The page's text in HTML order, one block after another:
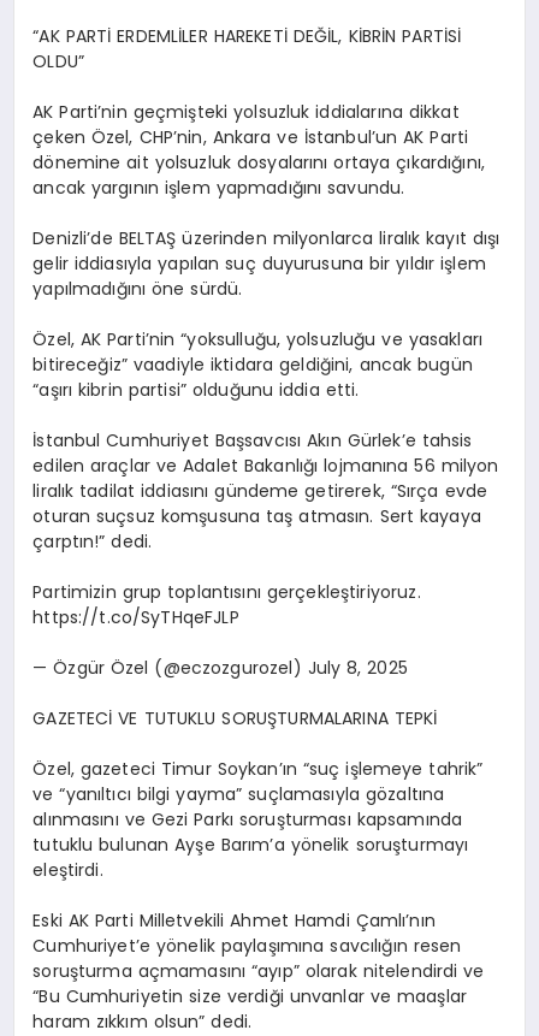
“AK PARTİ ERDEMLİLER HAREKETİ DEĞİL, KİBRİN PARTİSİ
OLDU”
AK Parti’nin geçmişteki yolsuzluk iddialarına dikkat
çeken Özel, CHP’nin, Ankara ve İstanbul’un AK Parti
dönemine ait yolsuzluk dosyalarını ortaya çıkardığını,
ancak yargının işlem yapmadığını savundu.
Denizli’de BELTAŞ üzerinden milyonlarca liralık kayıt dışı
gelir iddiasıyla yapılan suç duyurusuna bir yıldır işlem
yapılmadığını öne sürdü.
Özel, AK Parti’nin “yoksulluğu, yolsuzluğu ve yasakları
bitireceğiz” vaadiyle iktidara geldiğini, ancak bugün
“aşırı kibrin partisi” olduğunu iddia etti.
İstanbul Cumhuriyet Başsavcısı Akın Gürlek’e tahsis
edilen araçlar ve Adalet Bakanlığı lojmanına 56 milyon
liralık tadilat iddiasını gündeme getirerek, “Sırça evde
oturan suçsuz komşusuna taş atmasın. Sert kayaya
çarptın!” dedi.
Partimizin grup toplantısını gerçekleştiriyoruz.
https://t.co/SyTHqeFJLP
— Özgür Özel (@eczozgurozel) July 8, 2025
GAZETECİ VE TUTUKLU SORUŞTURMALARINA TEPKİ
Özel, gazeteci Timur Soykan’ın “suç işlemeye tahrik”
ve “yanıltıcı bilgi yayma” suçlamasıyla gözaltına
alınmasını ve Gezi Parkı soruşturması kapsamında
tutuklu bulunan Ayşe Barım’a yönelik soruşturmayı
eleştirdi.
Eski AK Parti Milletvekili Ahmet Hamdi Çamlı’nın
Cumhuriyet’e yönelik paylaşımına savcılığın resen
soruşturma açmamasını “ayıp” olarak nitelendirdi ve
“Bu Cumhuriyetin size verdiği unvanlar ve maaşlar
haram zıkkım olsun” dedi.